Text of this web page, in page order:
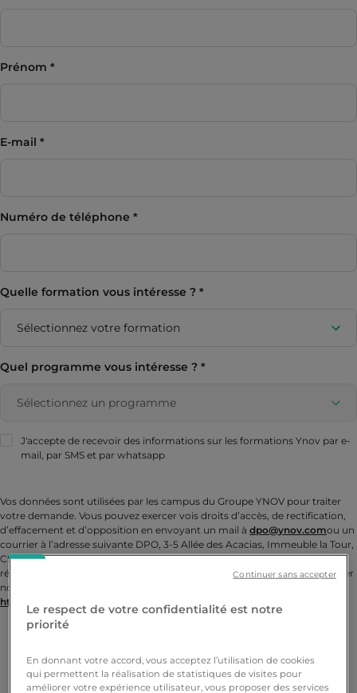
Prénom
E-mail
Numéro de téléphone
Quelle formation vous intéresse ?
Quel programme vous intéresse ?
J'accepte de recevoir des informations sur les formations Ynov par e-
mail, par SMS et par whatsapp
Vos données sont utilisées par les campus du Groupe YNOV pour traiter
votre demande. Vous pouvez exercer vois droits d’accès, de rectification,
d’effacement et d’opposition en envoyant un mail à dpo@ynov.comou un
courrier à l’adresse suivante DPO, 3-5 Allée des Acacias, Immeuble la Tour,
CS 90021, 33693 Mérignac cedex. Vous pouvez également adresser une
réclamation auprès de la CNIL. Pour en savoir plus, vous pouvez consulter
notre Politique de protection des données personnelles :
https://privacy.ynov.com/policy
Prendre Rendez-vous
Le respect de votre confidentialité est notre
priorité
En donnant votre accord, vous acceptez l’utilisation de cookies
qui permettent la réalisation de statistiques de visites pour
améliorer votre expérience utilisateur, vous proposer des services
Continuer sans accepter